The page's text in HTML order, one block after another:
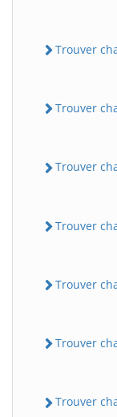
Trouver
Trouver
Trouver
Trouver
Trouver
Trouver
Trouver